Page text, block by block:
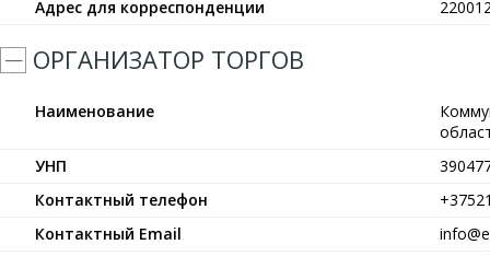
Адрес для корреспонденции
ОРГАНИЗАТОР ТОРГОВ
Наименование
УНП
Контактный телефон
Контактный Email